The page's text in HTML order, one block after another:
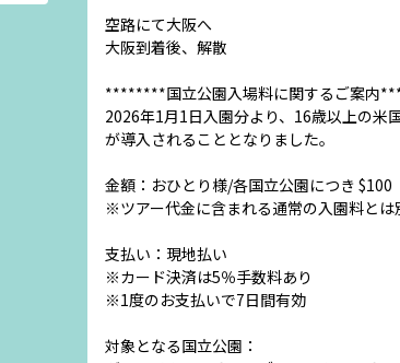
空路にて大阪へ
大阪到着後、解散
********国立公園入場料に関するご案内
2026年1月1日入園分より、16歳以上の米
が導入されることとなりました。
金額：おひとり様/各国立公園につき $100
※ツアー代金に含まれる通常の入園料とは
支払い：現地払い
※カード決済は5％手数料あり
※1度のお支払いで7日間有効
対象となる国立公園：